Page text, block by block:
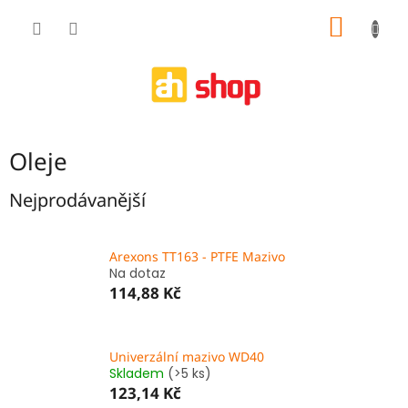
Oleje
Nejprodávanější
Arexons TT163 - PTFE Mazivo
Na dotaz
114,88 Kč
Univerzální mazivo WD40
Skladem (>5 ks)
123,14 Kč